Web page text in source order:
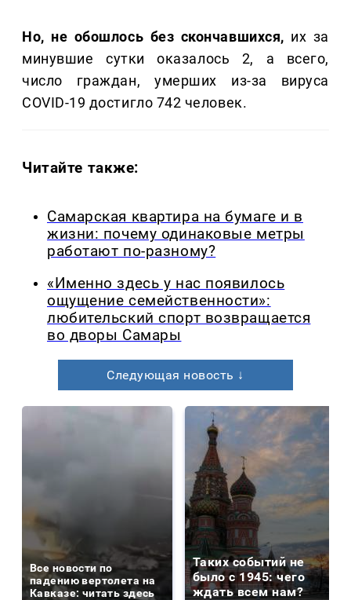
Но, не обошлось без скончавшихся, их за
минувшие сутки оказалось 2, а всего,
число граждан, умерших из-за вируса
COVID-19 достигло 742 человек.
Читайте также:
Самарская квартира на бумаге и в
жизни: почему одинаковые метры
работают по-разному?
«Именно здесь у нас появилось
ощущение семейственности»:
любительский спорт возвращается
во дворы Самары
Следующая новость ↓
Все новости по
падению вертолета на
Кавказе: читать здесь
Таких событий не
было с 1945: чего
ждать всем нам?